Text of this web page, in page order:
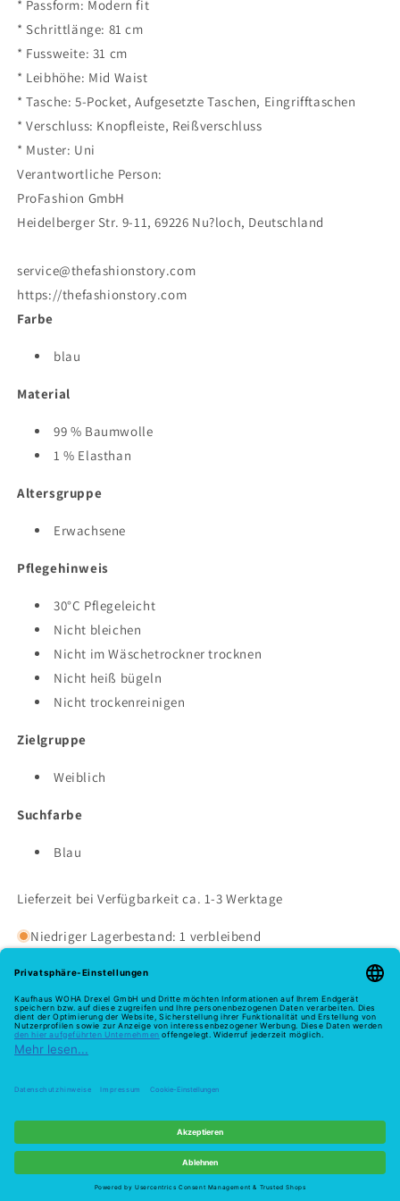
* Passform: Modern fit
* Schrittlänge: 81 cm
* Fussweite: 31 cm
* Leibhöhe: Mid Waist
* Tasche: 5-Pocket, Aufgesetzte Taschen, Eingrifftaschen
* Verschluss: Knopfleiste, Reißverschluss
* Muster: Uni
Verantwortliche Person:
ProFashion GmbH
Heidelberger Str. 9-11, 69226 Nu?loch, Deutschland
service@thefashionstory.com
https://thefashionstory.com
Farbe
blau
Material
99 % Baumwolle
1 % Elasthan
Altersgruppe
Erwachsene
Pflegehinweis
30°C Pflegeleicht
Nicht bleichen
Nicht im Wäschetrockner trocknen
Nicht heiß bügeln
Nicht trockenreinigen
Zielgruppe
Weiblich
Suchfarbe
Blau
Lieferzeit bei Verfügbarkeit ca. 1-3 Werktage
Niedriger Lagerbestand: 1 verbleibend
Melde dich hier zu unserem Newsletter an
E-Mail
Zahlungsmethoden